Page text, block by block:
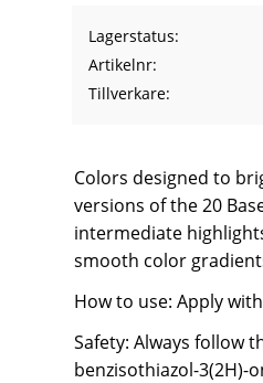
Lagerstatus
Artikelnr
Tillverkare
Colors designed to
versions of the 20
intermediate
smooth color
How to use: Apply
Safety: Always follow
benzisothiazol-3(2H)-